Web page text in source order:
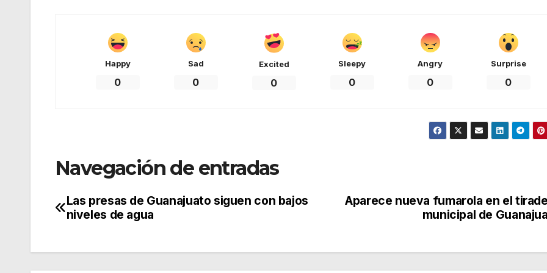
Happy
0
Sad
0
Excited
0
Sleepy
0
Angry
0
Surprise
0
Navegación de entradas
Aparece nueva fumarola en el
municipal de
Las presas de Guanajuato siguen con bajos
niveles de agua